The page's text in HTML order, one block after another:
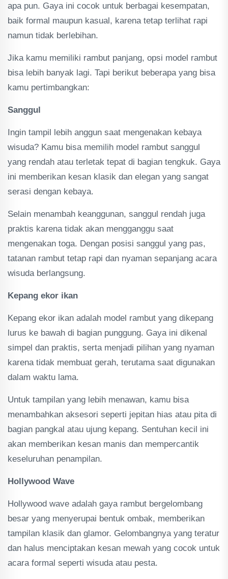
apa pun. Gaya ini cocok untuk berbagai kesempatan,
baik formal maupun kasual, karena tetap terlihat rapi
namun tidak berlebihan.
Jika kamu memiliki rambut panjang, opsi model rambut
bisa lebih banyak lagi. Tapi berikut beberapa yang bisa
kamu pertimbangkan:
Sanggul
Ingin tampil lebih anggun saat mengenakan kebaya
wisuda? Kamu bisa memilih model rambut sanggul
yang rendah atau terletak tepat di bagian tengkuk. Gaya
ini memberikan kesan klasik dan elegan yang sangat
serasi dengan kebaya.
Selain menambah keanggunan, sanggul rendah juga
praktis karena tidak akan mengganggu saat
mengenakan toga. Dengan posisi sanggul yang pas,
tatanan rambut tetap rapi dan nyaman sepanjang acara
wisuda berlangsung.
Kepang ekor ikan
Kepang ekor ikan adalah model rambut yang dikepang
lurus ke bawah di bagian punggung. Gaya ini dikenal
simpel dan praktis, serta menjadi pilihan yang nyaman
karena tidak membuat gerah, terutama saat digunakan
dalam waktu lama.
Untuk tampilan yang lebih menawan, kamu bisa
menambahkan aksesori seperti jepitan hias atau pita di
bagian pangkal atau ujung kepang. Sentuhan kecil ini
akan memberikan kesan manis dan mempercantik
keseluruhan penampilan.
Hollywood Wave
Hollywood wave adalah gaya rambut bergelombang
besar yang menyerupai bentuk ombak, memberikan
tampilan klasik dan glamor. Gelombangnya yang teratur
dan halus menciptakan kesan mewah yang cocok untuk
acara formal seperti wisuda atau pesta.